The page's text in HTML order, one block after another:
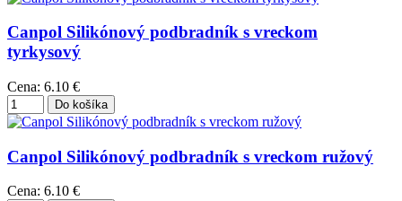
Canpol Silikónový podbradník s vreckom
tyrkysový
Cena: 6.10 €
Canpol Silikónový podbradník s vreckom ružový
Cena: 6.10 €